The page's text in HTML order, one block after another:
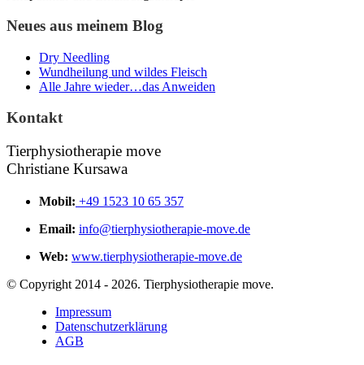
Neues aus meinem Blog
Dry Needling
Wundheilung und wildes Fleisch
Alle Jahre wieder…das Anweiden
Kontakt
Tierphysiotherapie move
Christiane Kursawa
Mobil: +49 1523 10 65 357
Email: info@tierphysiotherapie-move.de
Web: www.tierphysiotherapie-move.de
© Copyright 2014 - 2026. Tierphysiotherapie move.
Impressum
Datenschutzerklärung
AGB